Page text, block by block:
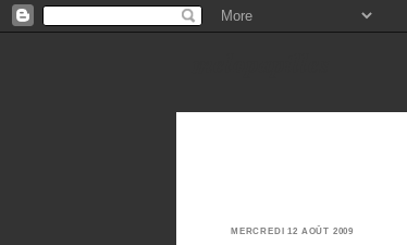
MERCREDI 12 AOÛT 2009